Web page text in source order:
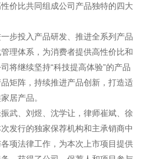
价比共同组成公司产品独特的四大
步投入产品研发、推进全系列产品
理体系，为消费者提供高性价比和
将继续坚持“科技提高体验”的产品
矩阵，持续推进产品创新，打造适
居产品。
武、刘煜、沈学让，律师崔斌、徐
发行的独家保荐机构和主承销商中
项法律工作，为本次上市项目提供